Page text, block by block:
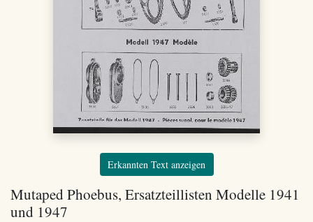
Erkannten Text anzeigen
Mutaped Phoebus, Ersatzteillisten Modelle 1941
und 1947